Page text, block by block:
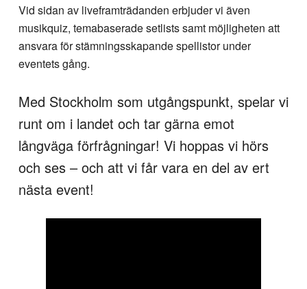
Vid sidan av liveframträdanden erbjuder vi även
musikquiz, temabaserade setlists samt möjligheten att
ansvara för stämningsskapande spellistor under
eventets gång.
Med Stockholm som utgångspunkt, spelar vi
runt om i landet och tar gärna emot
långväga förfrågningar! Vi hoppas vi hörs
och ses – och att vi får vara en del av ert
nästa event!